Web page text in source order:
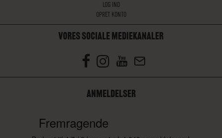
LOG IND
OPRET KONTO
VORES SOCIALE MEDIEKANALER
ANMELDELSER